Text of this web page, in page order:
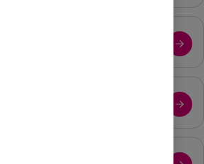
och Comviq-appen.